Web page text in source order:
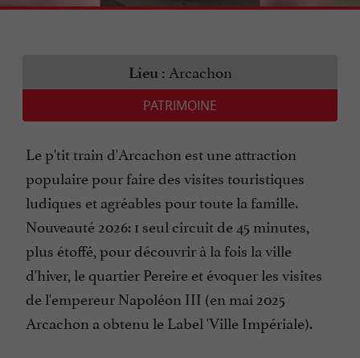
Lieu : Arcachon
PATRIMOINE
Le p'tit train d'Arcachon est une attraction
populaire pour faire des visites touristiques
ludiques et agréables pour toute la famille.
Nouveauté 2026: 1 seul circuit de 45 minutes,
plus étoffé, pour découvrir à la fois la ville
d'hiver, le quartier Pereire et évoquer les visites
de l'empereur Napoléon III (en mai 2025
Arcachon a obtenu le Label 'Ville Impériale).